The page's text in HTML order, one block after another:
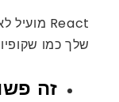
שלך כמו
זה